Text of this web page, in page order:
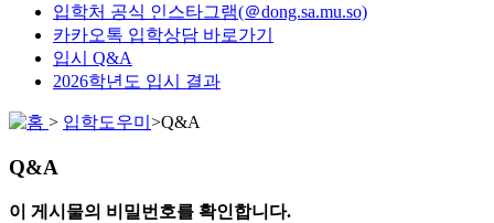
입학처 공식 인스타그램(＠dong.sa.mu.so)
카카오톡 입학상담 바로가기
입시 Q&A
2026학년도 입시 결과
> 입학도우미 >Q&A
Q&A
이 게시물의 비밀번호를 확인합니다.